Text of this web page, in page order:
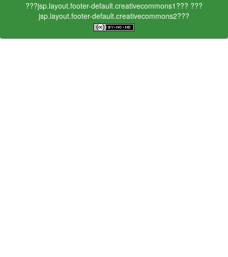
???jsp.layout.footer-default.creativecommons1??? ???
jsp.layout.footer-default.creativecommons2???